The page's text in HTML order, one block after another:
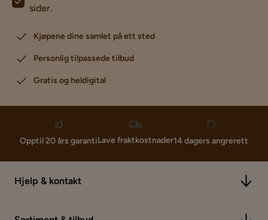
sider.
Kjøpene dine samlet på ett sted
Personlig tilpassede tilbud
Gratis og heldigital
Opptil 20 års garantiLave fraktkostnader14 dagers angrerett
Hjelp & kontakt